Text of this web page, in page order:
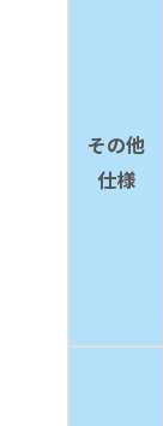
その他
仕様